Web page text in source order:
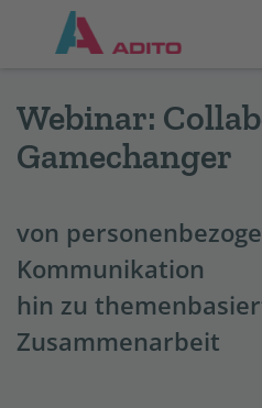
Webinar:
Gamechanger
von
Kommunikation
hin zu
Zusammenarbeit